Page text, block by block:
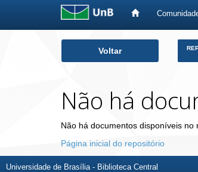
Voltar
Não há
Não há documentos disponíveis no
Página inicial do repositório
Universidade de Brasília - Biblioteca Central